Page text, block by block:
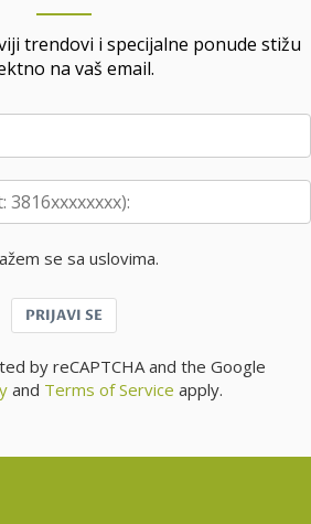
trendovi i specijalne ponude stižu
na vaš email.
se sa uslovima.
PRIJAVI SE
by reCAPTCHA and the Google
and Terms of Service apply.